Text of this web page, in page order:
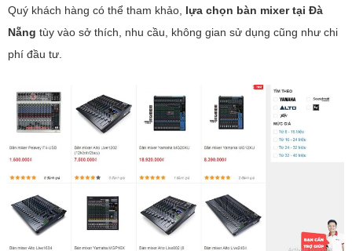
Quý khách hàng có thể tham khảo, lựa chọn bàn mixer tại Đà
Nẵng tùy vào sở thích, nhu cầu, không gian sử dụng cũng như chi
phí đầu tư.